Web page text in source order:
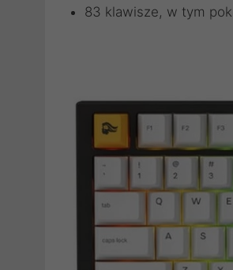
83 klawisze, w tym